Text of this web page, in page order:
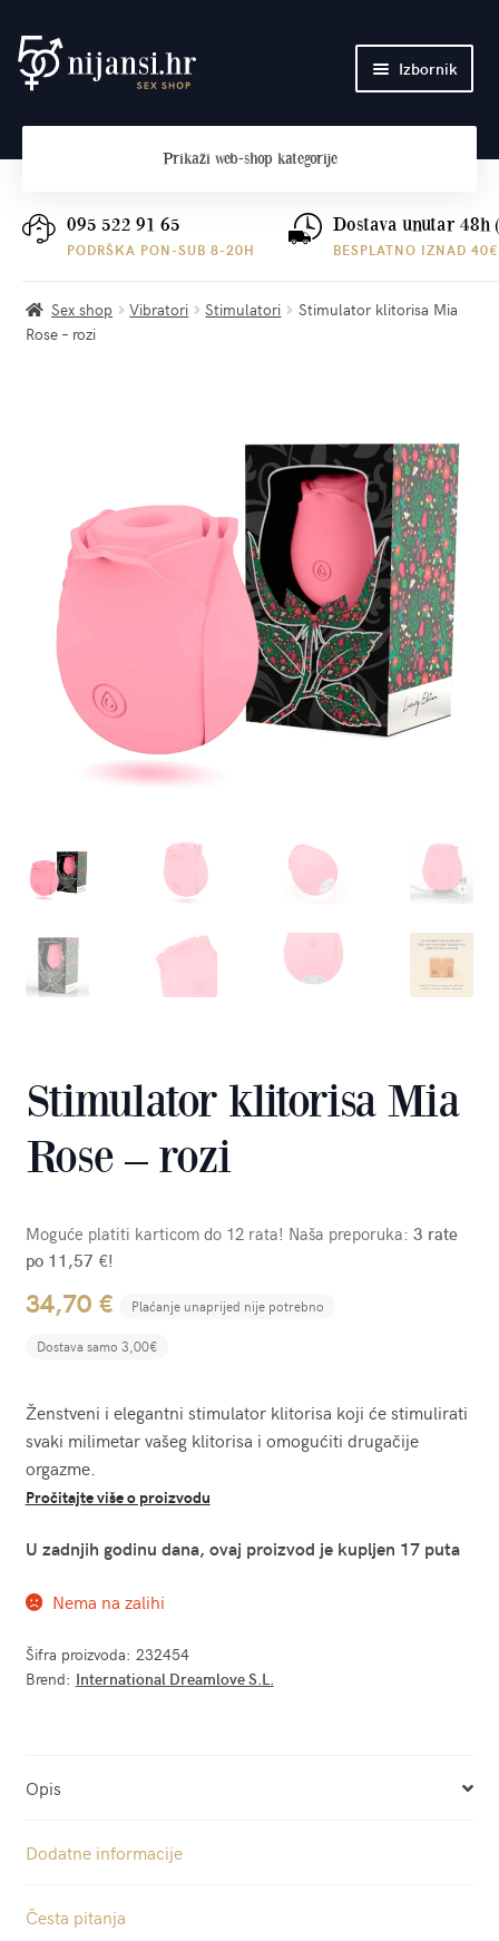
Preskoči
na
Skoči
do
Izbornik
Plaćanje i dostava
Prikaži web-shop kategorije
095 522 91 65
PODRŠKA PON-SUB 8-20H
Dostava unutar 48h
BESPLATNO IZNAD 40€
Sex shop Vibratori Stimulatori
Stimulator klitorisa Mia
Rose – rozi
Stimulator klitorisa Mia
Rose – rozi
Moguće platiti karticom do 12 rata! Naša preporuka: 3 rate
po 11,57 €!
34,70 € Plaćanje unaprijed nije potrebno
Dostava samo 3,00€
Ženstveni i elegantni stimulator klitorisa koji će stimulirati
svaki milimetar vašeg klitorisa i omogućiti drugačije
orgazme.
Pročitajte više o proizvodu
U zadnjih godinu dana, ovaj proizvod je kupljen 17 puta
Nema na zalihi
Šifra proizvoda: 232454
Brend: International Dreamlove S.L.
Opis
Dodatne informacije
Česta pitanja